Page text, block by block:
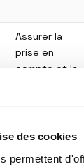
des cookies
permettent
Assurer la
prise en
compte et la
MAID opposés